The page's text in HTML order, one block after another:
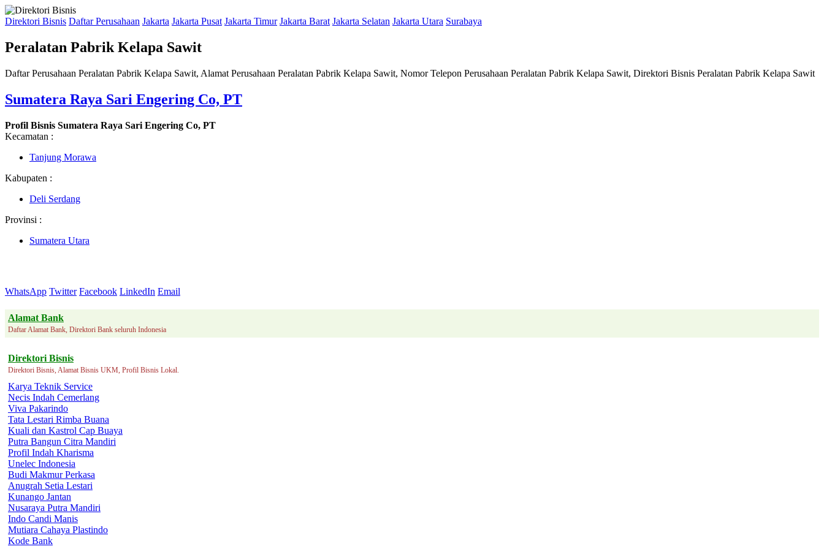
Direktori Bisnis Daftar Perusahaan Jakarta Jakarta Pusat Jakarta Timur Jakarta Barat Jakarta Selatan Jakarta Utara Surabaya
Peralatan Pabrik Kelapa Sawit
Daftar Perusahaan Peralatan Pabrik Kelapa Sawit, Alamat Perusahaan Peralatan Pabrik Kelapa Sawit, Nomor Telepon Perusahaan Peralatan Pabrik Kelapa Sawit, Direktori Bisnis Peralatan Pabrik Kelapa Sawit
Sumatera Raya Sari Engering Co, PT
Profil Bisnis Sumatera Raya Sari Engering Co, PT
Kecamatan :
Tanjung Morawa
Kabupaten :
Deli Serdang
Provinsi :
Sumatera Utara
WhatsApp Twitter Facebook LinkedIn Email
Alamat Bank
Daftar Alamat Bank, Direktori Bank seluruh Indonesia
Direktori Bisnis
Direktori Bisnis, Alamat Bisnis UKM, Profil Bisnis Lokal.
Karya Teknik Service
Necis Indah Cemerlang
Viva Pakarindo
Tata Lestari Rimba Buana
Kuali dan Kastrol Cap Buaya
Putra Bangun Citra Mandiri
Profil Indah Kharisma
Unelec Indonesia
Budi Makmur Perkasa
Anugrah Setia Lestari
Kunango Jantan
Nusaraya Putra Mandiri
Indo Candi Manis
Mutiara Cahaya Plastindo
Kode Bank